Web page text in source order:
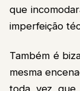
que
imperfeição
Também é
mesma